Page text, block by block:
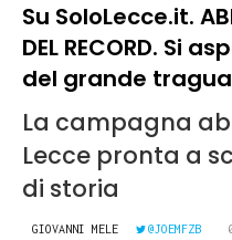
Su SoloLecce.it.
DEL RECORD. Si
del grande
La campagna
Lecce pronta a
di storia
GIOVANNI MELE @JOEMFZB